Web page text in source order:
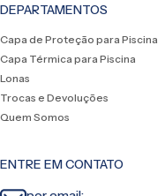
DEPARTAMENTOS
Capa de Proteção para Piscina
Capa Térmica para Piscina
Lonas
Trocas e Devoluções
Quem Somos
ENTRE EM CONTATO